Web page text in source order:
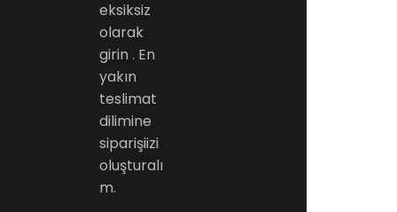
eksiksiz
olarak
girin . En
yakın
teslimat
dilimine
siparişiizi
oluşturalı
m.